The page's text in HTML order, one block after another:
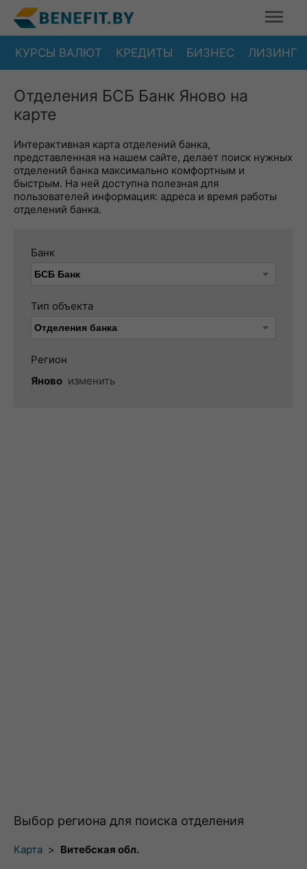
КУРСЫ ВАЛЮТ КРЕДИТЫ БИЗНЕС ЛИЗИНГ
Отделения БСБ Банк Яново на
карте
Интерактивная карта отделений банка,
представленная на нашем сайте, делает поиск нужных
отделений банка максимально комфортным и
быстрым. На ней доступна полезная для
пользователей информация: адреса и время работы
отделений банка.
Банк
Тип объекта
Регион
Яново изменить
Выбор региона для поиска отделения
Карта > Витебская обл.